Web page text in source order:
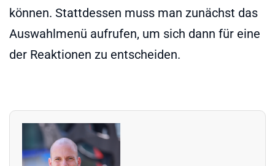
können. Stattdessen muss man zunächst das
Auswahlmenü aufrufen, um sich dann für eine
der Reaktionen zu entscheiden.